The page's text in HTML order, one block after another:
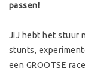
passen!
JIJ hebt het stuur
stunts,
een GROOTSE